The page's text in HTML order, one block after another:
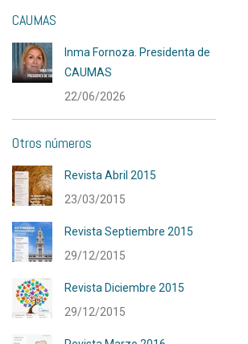
CAUMAS
Inma Fornoza. Presidenta de
CAUMAS
22/06/2026
Otros números
Revista Abril 2015
23/03/2015
Revista Septiembre 2015
29/12/2015
Revista Diciembre 2015
29/12/2015